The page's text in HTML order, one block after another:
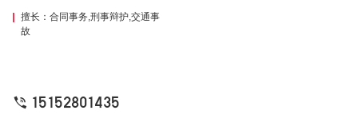
擅长：合同事务,刑事辩护,交通事
故
15152801435